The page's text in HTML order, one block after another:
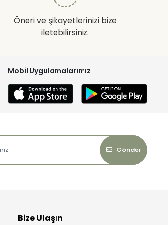
Öneri ve şikayetlerinizi bize
iletebilirsiniz.
Mobil Uygulamalarımız
Gönder
Bize Ulaşın